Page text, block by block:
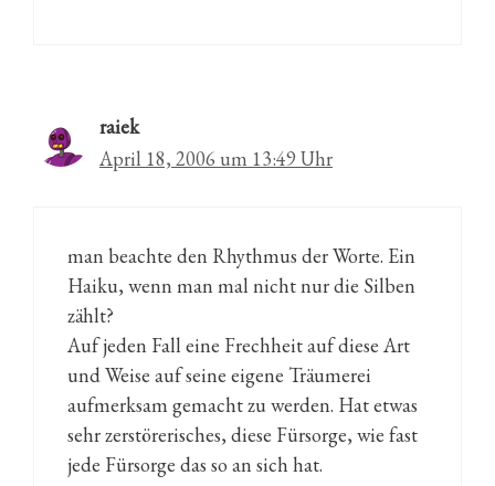
raiek
April 18, 2006 um 13:49 Uhr
man beachte den Rhythmus der Worte. Ein
Haiku, wenn man mal nicht nur die Silben
zählt?
Auf jeden Fall eine Frechheit auf diese Art
und Weise auf seine eigene Träumerei
aufmerksam gemacht zu werden. Hat etwas
sehr zerstörerisches, diese Fürsorge, wie fast
jede Fürsorge das so an sich hat.